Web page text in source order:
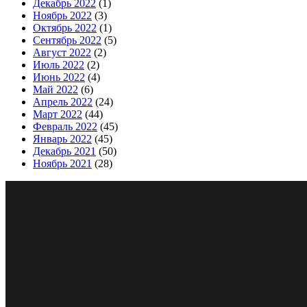
Декабрь 2022 (1)
Ноябрь 2022 (3)
Октябрь 2022 (1)
Сентябрь 2022 (5)
Август 2022 (2)
Июль 2022 (2)
Июнь 2022 (4)
Май 2022 (6)
Апрель 2022 (24)
Март 2022 (44)
Февраль 2022 (45)
Январь 2022 (45)
Декабрь 2021 (50)
Ноябрь 2021 (28)